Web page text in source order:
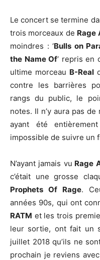
Le concert se termine
trois morceaux de Rage
moindres : ‘Bulls on
the Name Of‘ repris en
ultime morceau B-Real
contre les barrières
rangs du public, le
notes. Il n’y aura pas
ayant été
impossible de suivre un
N’ayant jamais vu Rage
c’était une grosse
Prophets Of Rage.
années 90s, qui ont
RATM et les trois
leur sortie, ont fait un
juillet 2018 qu’ils ne
prochain je reviens